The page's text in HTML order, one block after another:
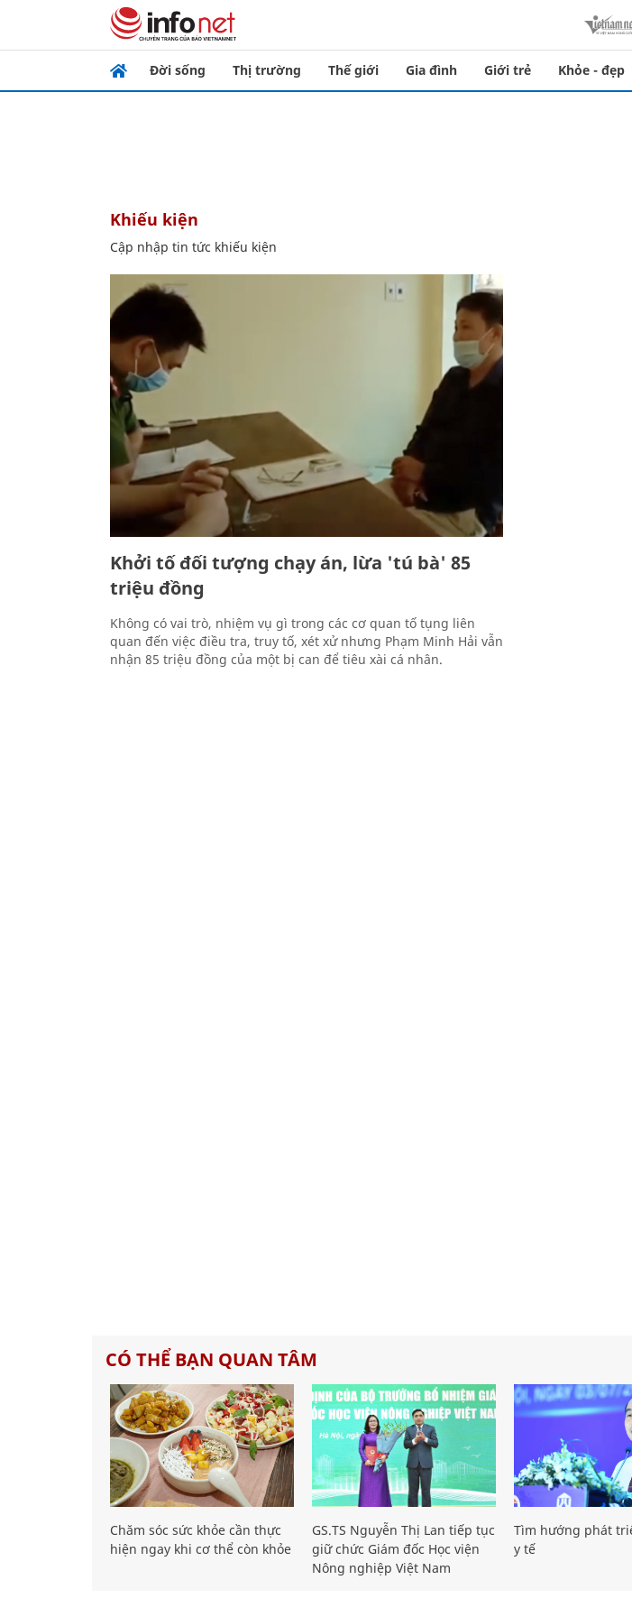
Đời sống Thị trường Thế giới Gia đình Giới trẻ Khỏe - đẹp
khiếu kiện
Cập nhập tin tức khiếu kiện
Khởi tố đối tượng chạy án, lừa 'tú bà' 85
triệu đồng
Không có vai trò, nhiệm vụ gì trong các cơ quan tố tụng liên
quan đến việc điều tra, truy tố, xét xử nhưng Phạm Minh Hải vẫn
nhận 85 triệu đồng của một bị can để tiêu xài cá nhân.
CÓ THỂ BẠN QUAN TÂM
Chăm sóc sức khỏe cần thực
hiện ngay khi cơ thể còn khỏe
GS.TS Nguyễn Thị Lan tiếp tục
giữ chức Giám đốc Học viện
Nông nghiệp Việt Nam
Tìm hướng phát
y tế